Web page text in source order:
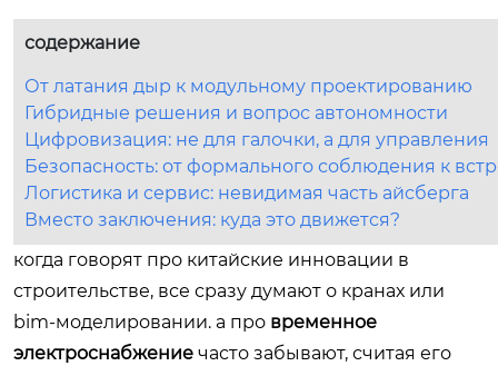
содержание
От латания дыр к модульному проектированию
Гибридные решения и вопрос автономности
Цифровизация: не для галочки, а для управления
Безопасность: от формального соблюдения к
Логистика и сервис: невидимая часть айсберга
Вместо заключения: куда это движется?
когда говорят про китайские инновации в
строительстве, все сразу думают о кранах или
bim-моделировании. а про временное
электроснабжение часто забывают, считая его